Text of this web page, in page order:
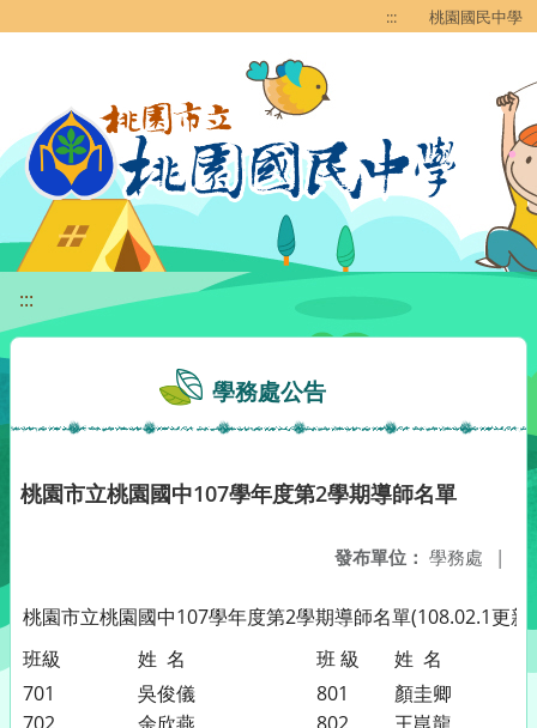
::: 桃園國民中學
:::
學務處公告
桃園市立桃園國中107學年度第2學期導師名單
發布單位： 學務處 |
桃園市立桃園國中107學年度第2學期導師名單(108.02.1更新
班級
姓 名 班 級
姓 名
701
吳俊儀 801
顏圭卿